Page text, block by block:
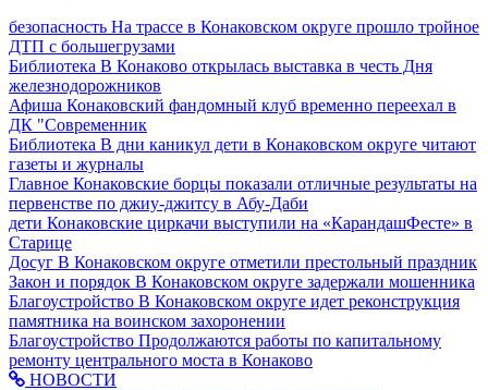
безопасность На трассе в Конаковском округе прошло тройное
ДТП с большегрузами
Библиотека В Конаково открылась выставка в честь Дня
железнодорожников
Афиша Конаковский фандомный клуб временно переехал в
ДК "Современник
Библиотека В дни каникул дети в Конаковском округе читают
газеты и журналы
Главное Конаковские борцы показали отличные результаты на
первенстве по джиу-джитсу в Абу-Даби
дети Конаковские циркачи выступили на «КарандашФесте» в
Старице
Досуг В Конаковском округе отметили престольный праздник
Закон и порядок В Конаковском округе задержали мошенника
Благоустройство В Конаковском округе идет реконструкция
памятника на воинском захоронении
Благоустройство Продолжаются работы по капитальному
ремонту центрального моста в Конаково
НОВОСТИ